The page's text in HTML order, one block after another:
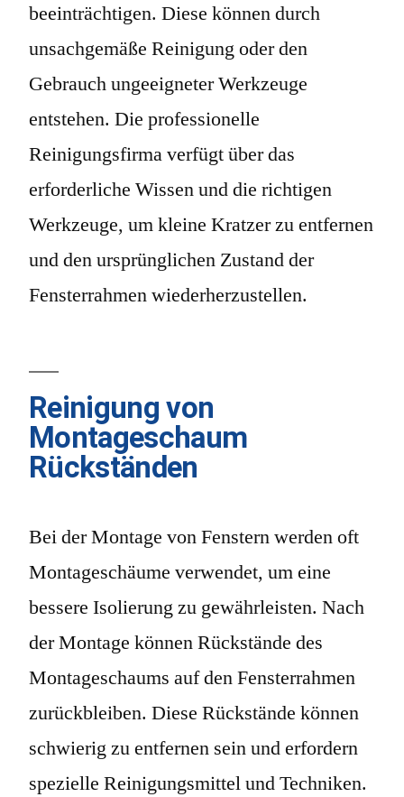
beeinträchtigen. Diese können durch
unsachgemäße Reinigung oder den
Gebrauch ungeeigneter Werkzeuge
entstehen. Die professionelle
Reinigungsfirma verfügt über das
erforderliche Wissen und die richtigen
Werkzeuge, um kleine Kratzer zu entfernen
und den ursprünglichen Zustand der
Fensterrahmen wiederherzustellen.
Reinigung von
Montageschaum
Rückständen
Bei der Montage von Fenstern werden oft
Montageschäume verwendet, um eine
bessere Isolierung zu gewährleisten. Nach
der Montage können Rückstände des
Montageschaums auf den Fensterrahmen
zurückbleiben. Diese Rückstände können
schwierig zu entfernen sein und erfordern
spezielle Reinigungsmittel und Techniken.